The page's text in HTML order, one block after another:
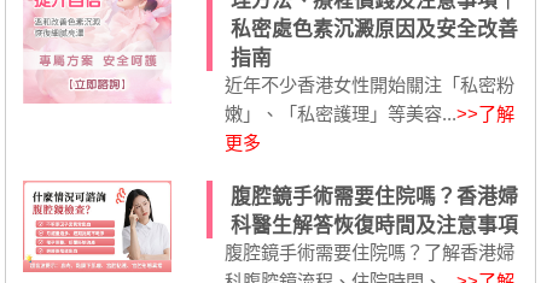
私密處色素沉澱原因及安全改善
指南
近年不少香港女性開始關注「私密粉
嫩」、「私密護理」等美容...>>了解
更多
腹腔鏡手術需要住院嗎？香港婦
科醫生解答恢復時間及注意事項
腹腔鏡手術需要住院嗎？了解香港婦